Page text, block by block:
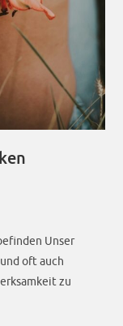
Unser
oft auch
zu